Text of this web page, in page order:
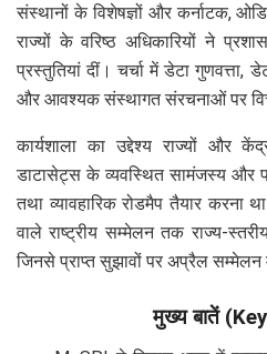
संस्थानों के विशेषज्ञों और कर्नाटक,
राज्यों के वरिष्ठ अधिकारियों ने
प्रस्तुतियां दीं। चर्चा में डेटा गुणवत्ता,
और आवश्यक संस्थागत संरचनाओं पर
कार्यशाला का उद्देश्य राज्यों और
डाटासेट्स के व्यवस्थित सामंजस्य और
तथा व्यावहारिक रोडमैप तैयार
वाले राष्ट्रीय सम्मेलन तक राज्य-
जिनसे प्राप्त सुझावों पर अप्रैल सम्मेलन
मुख्य बातें